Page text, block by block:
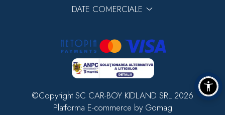
DATE COMERCIALE
©Copyright SC CAR-BOY KIDLAND SRL 2026
Platforma E-commerce by Gomag